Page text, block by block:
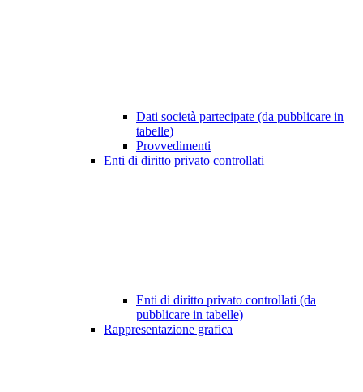
Dati società partecipate (da pubblicare in
tabelle)
Provvedimenti
Enti di diritto privato controllati
Enti di diritto privato controllati (da
pubblicare in tabelle)
Rappresentazione grafica